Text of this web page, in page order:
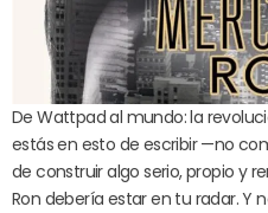
De Wattpad al mundo: la
estás en esto de escribir —no
de construir algo serio, propio y
Ron debería estar en tu radar. Y